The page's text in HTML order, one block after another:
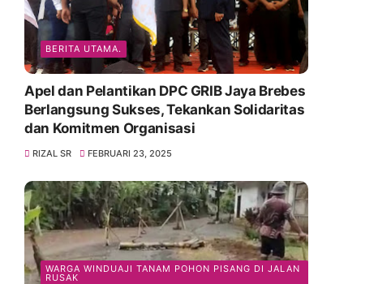
BERITA UTAMA.
Apel dan Pelantikan DPC GRIB Jaya Brebes
Berlangsung Sukses, Tekankan Solidaritas
dan Komitmen Organisasi
RIZAL SR FEBRUARI 23, 2025
WARGA WINDUAJI TANAM POHON PISANG DI JALAN
RUSAK